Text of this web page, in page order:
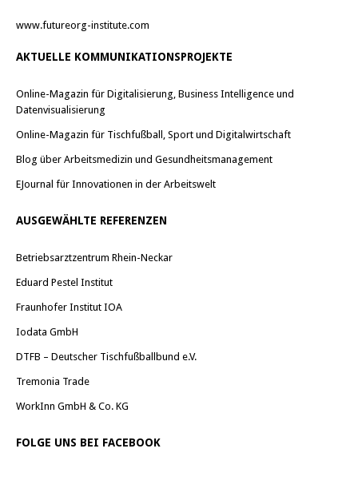
www.futureorg-institute.com
AKTUELLE KOMMUNIKATIONSPROJEKTE
Online-Magazin für Digitalisierung, Business Intelligence und
Datenvisualisierung
Online-Magazin für Tischfußball, Sport und Digitalwirtschaft
Blog über Arbeitsmedizin und Gesundheitsmanagement
EJournal für Innovationen in der Arbeitswelt
AUSGEWÄHLTE REFERENZEN
Betriebsarztzentrum Rhein-Neckar
Eduard Pestel Institut
Fraunhofer Institut IOA
Iodata GmbH
DTFB – Deutscher Tischfußballbund e.V.
Tremonia Trade
WorkInn GmbH & Co. KG
FOLGE UNS BEI FACEBOOK